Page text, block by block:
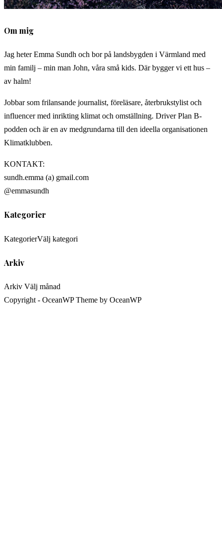
Om mig
Jag heter Emma Sundh och bor på landsbygden i Värmland med
min familj – min man John, våra små kids. Där bygger vi ett hus –
av halm!
Jobbar som frilansande journalist, föreläsare, återbrukstylist och
influencer med inrikting klimat och omställning. Driver Plan B-
podden och är en av medgrundarna till den ideella organisationen
Klimatklubben.
KONTAKT:
sundh.emma (a) gmail.com
@emmasundh
Kategorier
KategorierVälj kategori
Arkiv
Arkiv Välj månad
Copyright - OceanWP Theme by OceanWP